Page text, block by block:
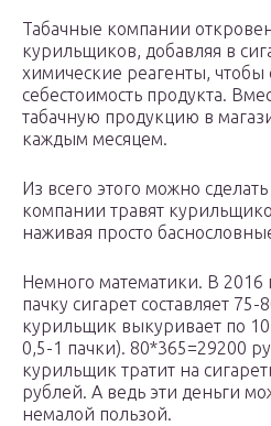
Табачные компании
курильщиков, добавляя в
химические реагенты, чтобы
себестоимость продукта.
табачную продукцию в
каждым месяцем.
Из всего этого можно
компании травят
наживая просто
Немного математики. В 2016
пачку сигарет составляет
курильщик выкуривает по
0,5-1 пачки). 80*365=29200
курильщик тратит на
рублей. А ведь эти деньги
немалой пользой.